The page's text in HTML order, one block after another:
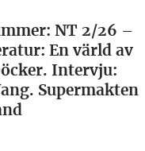
NT 2/26 –
En värld av
Intervju:
Supermakten